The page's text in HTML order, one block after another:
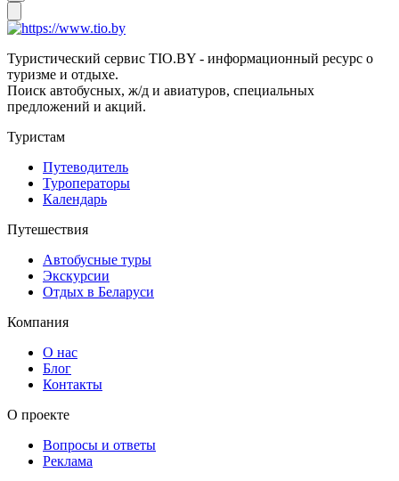
Туристический сервис TIO.BY - информационный ресурс о
туризме и отдыхе.
Поиск автобусных, ж/д и авиатуров, специальных
предложений и акций.
Туристам
Путеводитель
Туроператоры
Календарь
Путешествия
Автобусные туры
Экскурсии
Отдых в Беларуси
Компания
О нас
Блог
Контакты
О проекте
Вопросы и ответы
Реклама